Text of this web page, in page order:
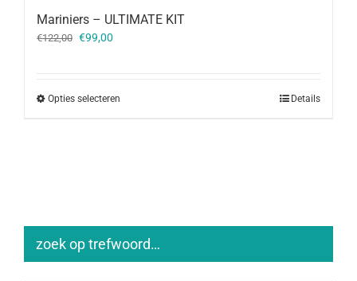
Mariniers – ULTIMATE KIT
€122,00 Oorspronkelijke
€99,00
Opties selecteren Details
zoek op trefwoord…